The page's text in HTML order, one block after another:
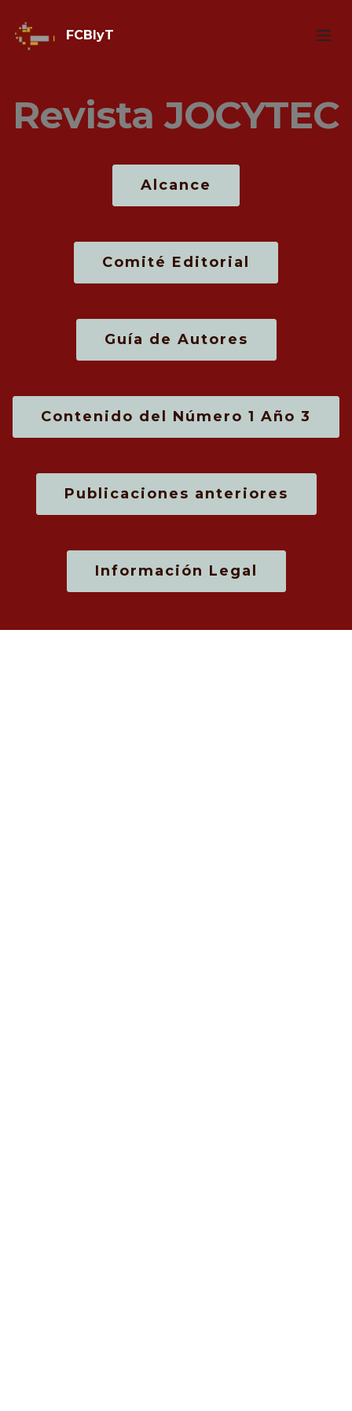
FCBIyT
Revista JOCYTEC
Alcance
Comité Editorial
Guía de Autores
Contenido del Número 1 Año 3
Publicaciones anteriores
Información Legal